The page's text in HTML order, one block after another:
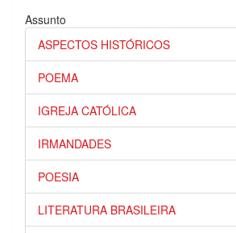
Assunto
ASPECTOS HISTÓRICOS
POEMA
IGREJA CATÓLICA
IRMANDADES
POESIA
LITERATURA BRASILEIRA